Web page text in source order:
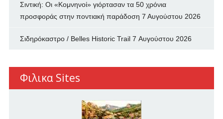
Σιντική: Οι «Κομνηνοί» γιόρτασαν τα 50 χρόνια
προσφοράς στην ποντιακή παράδοση 7 Αυγούστου 2026
Σιδηρόκαστρο / Belles Historic Trail 7 Αυγούστου 2026
Φιλικα Sites